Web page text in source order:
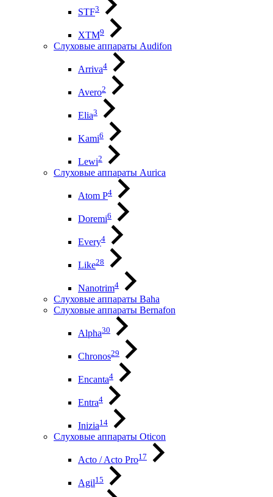
STF3
XTM9
Слуховые аппараты Audifon
Arriva4
Avero2
Elia3
Kami6
Lewi2
Слуховые аппараты Aurica
Atom P4
Doremi6
Every4
Like28
Nanotrim4
Слуховые аппараты Baha
Слуховые аппараты Bernafon
Alpha30
Chronos29
Encanta4
Entra4
Inizia14
Слуховые аппараты Oticon
Acto / Acto Pro17
Agil15